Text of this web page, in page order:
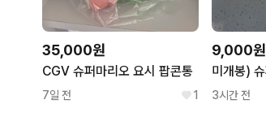
35,000원
CGV 슈퍼마리오 요시 팝콘통
7일 전 1
9,000원
3시간 전